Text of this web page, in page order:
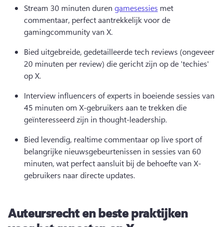
Stream 30 minuten duren gamesessies met
commentaar, perfect aantrekkelijk voor de
gamingcommunity van X.
Bied uitgebreide, gedetailleerde tech reviews (ongeveer
20 minuten per review) die gericht zijn op de 'techies'
op X.
Interview influencers of experts in boeiende sessies van
45 minuten om X-gebruikers aan te trekken die
geïnteresseerd zijn in thought-leadership.
Bied levendig, realtime commentaar op live sport of
belangrijke nieuwsgebeurtenissen in sessies van 60
minuten, wat perfect aansluit bij de behoefte van X-
gebruikers naar directe updates.
Auteursrecht en beste praktijken